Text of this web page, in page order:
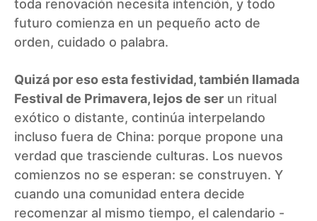
toda renovación necesita intención, y todo
futuro comienza en un pequeño acto de
orden, cuidado o palabra.
Quizá por eso esta festividad, también llamada
Festival de Primavera, lejos de ser un ritual
exótico o distante, continúa interpelando
incluso fuera de China: porque propone una
verdad que trasciende culturas. Los nuevos
comienzos no se esperan: se construyen. Y
cuando una comunidad entera decide
recomenzar al mismo tiempo, el calendario -